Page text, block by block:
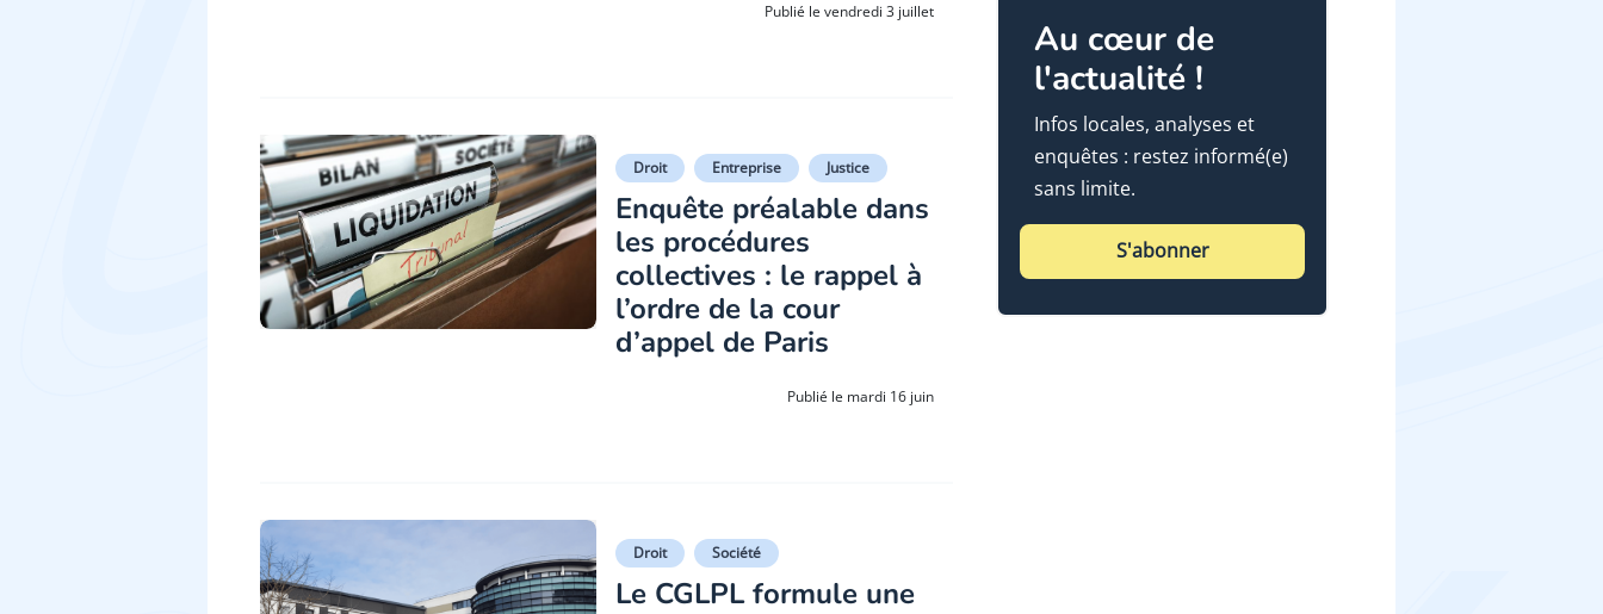
Publié le vendredi 3 juillet
Droit Entreprise Justice
Enquête préalable dans
les procédures
collectives : le rappel à
l’ordre de la cour
d’appel de Paris
Publié le mardi 16 juin
Droit Société
Le CGLPL formule une
Au cœur de
l'actualité !
Infos locales, analyses et
enquêtes : restez informé(e)
sans limite.
S'abonner